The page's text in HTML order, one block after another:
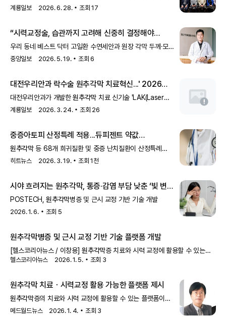
호텔에서 한국과 대만의 안과의사들과 함께
계룡일보 2026. 6. 28. 조회17
“시력교정술, 습관까지 고려해 신중히 결정해야
원추각막 예방” [Health&] | 중앙일보
우리 동네 베스트 닥터 고일환 수연세안과 원장 각막 두께·모양·
위험 요인 다양 눈 비비면 원추각막
중앙일보 2026. 5. 19. 조회6
대전우리안과 락수술 원추각막치료혁신...' 2026
Medical Korea' 관심 집중
대전우리안과가 개발한원추각막 치료 신기술 'LAK(Laser
Asymmetric Keratectomy) 각막 리모델링'이 2026년 서
계룡일보 2026. 3. 24. 조회 26
중증아토피 산정특례 적용...듀피젠트 약값
200만원으로 줄어
원추각막등 68개 희귀질환 및 중증 난치질환이 산정특례
대상에 추가된다. 6400명이 의료비 경감혜택을 볼 수 있
히트뉴스 2026. 3. 19. 조회1천
시야 흐려지는 원추각막, 통증·감염 부담 낮춘 ‘빛 변환’
치료 렌즈 나와
POSTECH,원추각막병증 및 근시 교정 기반 기술 개발
2026. 1. 6. 조회 5
원추각막병증 및 근시 교정 기반 기술 플랫폼 개발
[헬스코리아뉴스 / 이창용]원추각막증 치료와 시력 교정에 활용할 수 있는
플랫폼이 개발됐다. 연세대 세브란스병원 안과 김태임 교수와 POSTE
헬스코리아뉴스 2026. 1. 5. 조회 3
원추각막치료ㆍ시력교정 활용 가능한 플랫폼 제시
원추각막증의 치료와 시력 교정에 활용할 수 있는 플랫폼이
개발됐다. 연세대 세브란스병원 안과 김태임 교수와 POST
메드월드뉴스 2026. 1. 4. 조회 3